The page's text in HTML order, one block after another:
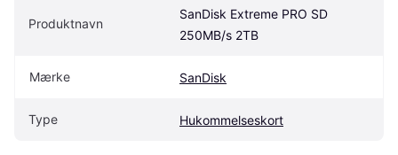
Produktnavn
SanDisk Extreme PRO SD
250MB/s 2TB
Mærke SanDisk
Type Hukommelseskort